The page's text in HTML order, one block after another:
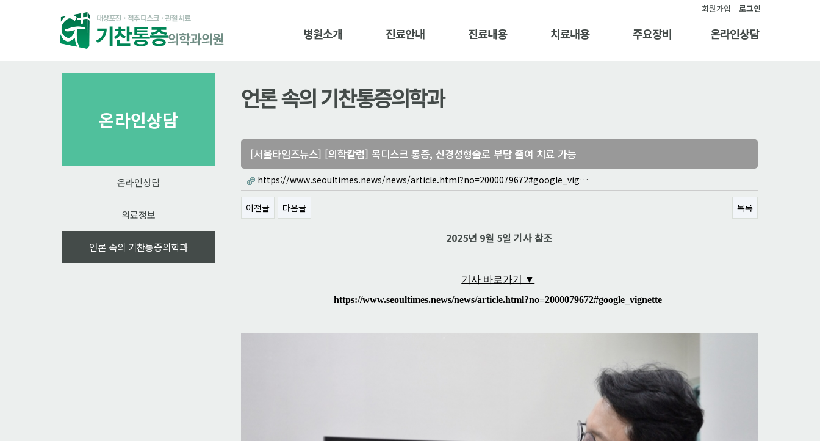
회원가입 로그인
병원소개 진료안내 진료내용 치료내용 주요장비 온라인상담
온라인상담
온라인상담
의료정보
언론 속의 기찬통증의학과
언론 속의 기찬통증의학과
[서울타임즈뉴스] [의학칼럼] 목디스크 통증, 신경성형술로 부담 줄여 치료 가능
https://www.seoultimes.news/news/article.html?no=2000079672#google_vig…
이전글 다음글 목록
2025년 9월 5일 기사 참조
기사 바로가기 ▼
https://www.seoultimes.news/news/article.html?no=2000079672#google_vignette